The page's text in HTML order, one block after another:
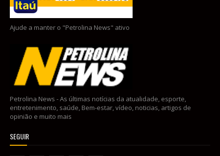
Ajude a manter o "Petrolina News" ativo
Petrolina News - As últimas notícias da atualidade, esporte,
entretenimento, saúde, Bem-estar, vídeo, noticias, artigos de
opinião e muito mais
SEGUIR